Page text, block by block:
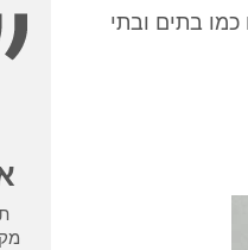
כמו בתים ובתי